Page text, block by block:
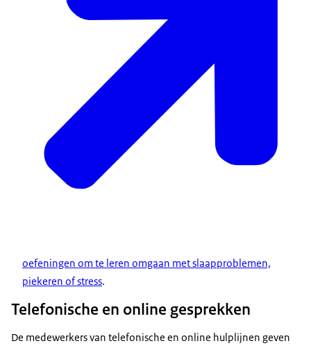
oefeningen om te leren omgaan met slaapproblemen,
piekeren of stress.
Telefonische en online gesprekken
De medewerkers van telefonische en online hulplijnen geven